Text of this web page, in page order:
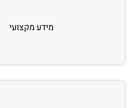
מידע מקצועי